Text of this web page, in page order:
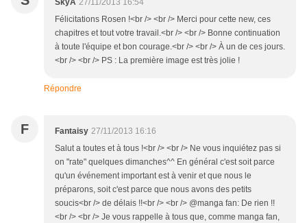
SkyA 27/11/2013 16:54
Félicitations Rosen !<br /> <br /> Merci pour cette new, ces
chapitres et tout votre travail.<br /> <br /> Bonne continuation
à toute l'équipe et bon courage.<br /> <br /> À un de ces jours.
<br /> <br /> PS : La première image est très jolie !
Répondre
F Fantaisy 27/11/2013 16:16
Salut a toutes et à tous !<br /> <br /> Ne vous inquiétez pas si
on "rate" quelques dimanches^^ En général c'est soit parce
qu'un événement important est à venir et que nous le
préparons, soit c'est parce que nous avons des petits
soucis<br /> de délais !!<br /> <br /> @manga fan: De rien !!
<br /> <br /> Je vous rappelle à tous que, comme manga fan,